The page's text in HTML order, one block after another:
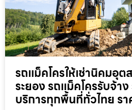
รถแม็คโครให้เช่านิคมอุต
ระยอง รถแม็คโครรับจ้าง
บริการทุกพื้นที่ทั่วไทย ร